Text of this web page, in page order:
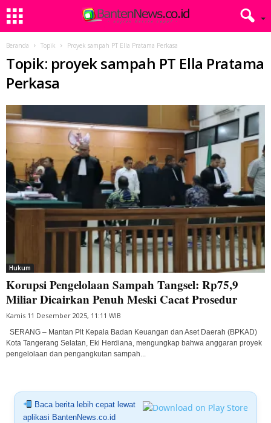
Beranda Topik Proyek sampah PT Ella Pratama Perkasa
Topik: proyek sampah PT Ella Pratama
Perkasa
Hukum
Korupsi Pengelolaan Sampah Tangsel: Rp75,9
Miliar Dicairkan Penuh Meski Cacat Prosedur
Kamis 11 Desember 2025, 11:11 WIB
SERANG – Mantan Plt Kepala Badan Keuangan dan Aset Daerah (BPKAD)
Kota Tangerang Selatan, Eki Herdiana, mengungkap bahwa anggaran proyek
pengelolaan dan pengangkutan sampah...
Baca berita lebih cepat lewat
aplikasi BantenNews.co.id